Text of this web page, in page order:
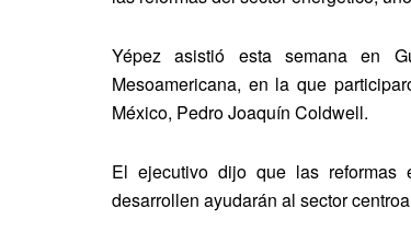
Yépez asistió esta semana en
Mesoamericana, en la que
México, Pedro Joaquín Coldwell.
El ejecutivo dijo que las reformas
desarrollen ayudarán al sector